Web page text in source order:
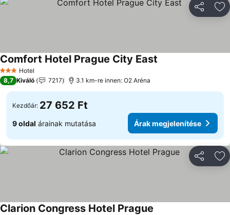
3 Kategória
Hotel
Comfort Hotel Prague City East
8,7 Kiváló 7217 3.1 km-re innen: O2 Aréna
Kezdőár: 27 652 Ft
9 oldal árainak mutatása Árak megjelenítése
Clarion Congress Hotel Prague